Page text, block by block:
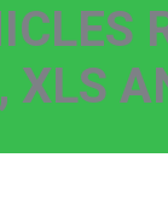
XLS